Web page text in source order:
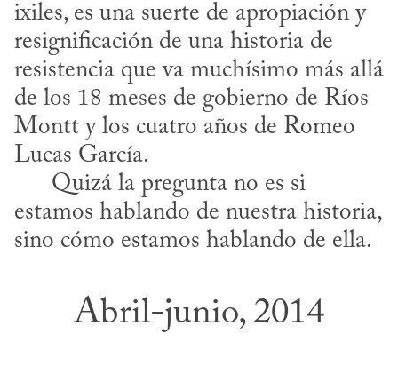
ixiles, es una suerte de apropiación y
resignificación de una historia de
resistencia que va muchísimo más allá
de los 18 meses de gobierno de Ríos
Montt y los cuatro años de Romeo
Lucas García.
estamos hablando de nuestra historia,
sino cómo estamos hablando de ella.
Abril-junio, 2014